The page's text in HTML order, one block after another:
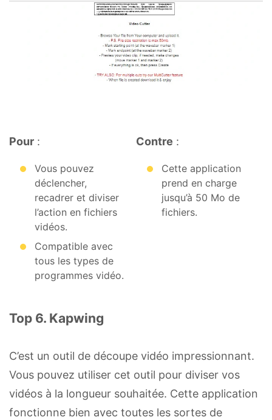
Pour :
Vous pouvez
déclencher,
recadrer et diviser
l’action en fichiers
vidéos.
Compatible avec
tous les types de
programmes vidéo.
Contre :
Cette application
prend en charge
jusqu’à 50 Mo de
fichiers.
Top 6. Kapwing
C’est un outil de découpe vidéo impressionnant.
Vous pouvez utiliser cet outil pour diviser vos
vidéos à la longueur souhaitée. Cette application
fonctionne bien avec toutes les sortes de